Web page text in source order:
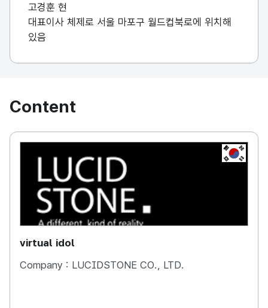
고경훈 현
대표이사 체제로 서울 마포구 월드컵북로에 위치해
있음
Content
KOREA,
virtual idol
Company : LUCIDSTONE CO., LTD.